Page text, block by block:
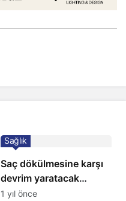
Saç dökülmesine karşı
devrim yaratacak
çözüm: Ne ilaç ne saç
Sağlık
1 yıl önce